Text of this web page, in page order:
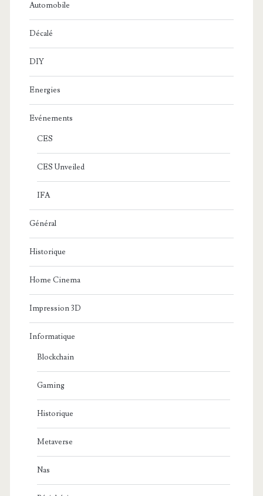
Automobile
Décalé
DIY
Energies
Evénements
CES
CES Unveiled
IFA
Général
Historique
Home Cinema
Impression 3D
Informatique
Blockchain
Gaming
Historique
Metaverse
Nas